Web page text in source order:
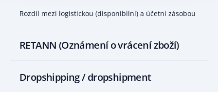
Rozdíl mezi logistickou (disponibilní) a účetní zásobou
RETANN (Oznámení o vrácení zboží)
Dropshipping / dropshipment